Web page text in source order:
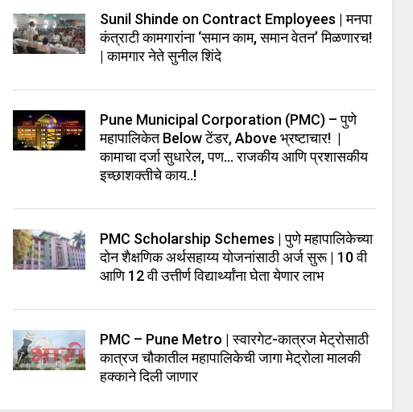
Sunil Shinde on Contract Employees | मनपा
कंत्राटी कामगारांना ‘समान काम, समान वेतन’ मिळणारच!
| कामगार नेते सुनील शिंदे
Pune Municipal Corporation (PMC) – पुणे
महापालिकेत Below टेंडर, Above भ्रष्टाचार! |
कामाचा दर्जा सुधारेल, पण… राजकीय आणि प्रशासकीय
इच्छाशक्तीचे काय..!
PMC Scholarship Schemes | पुणे महापालिकेच्या
दोन शैक्षणिक अर्थसहाय्य योजनांसाठी अर्ज सुरू | 10 वी
आणि 12 वी उत्तीर्ण विद्यार्थ्यांना घेता येणार लाभ
PMC – Pune Metro | स्वारगेट-कात्रज मेट्रोसाठी
कात्रज चौकातील महापालिकेची जागा मेट्रोला मालकी
हक्काने दिली जाणार